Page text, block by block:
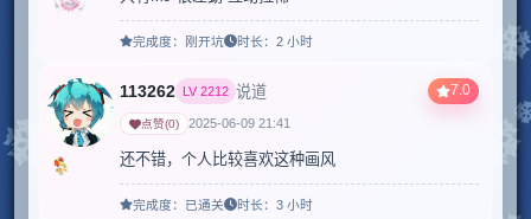
完成度： 刚开坑 时长： 2 小时
7.0
113262 LV2212 说道
点赞(0) 2025-06-09 21:41
还不错，个人比较喜欢这种画风
完成度： 已通关 时长： 3 小时